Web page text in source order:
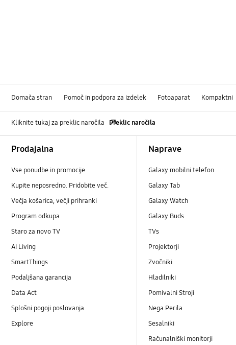
Domača stran Pomoč in podpora za izdelek Fotoaparat Kompaktni
Kliknite tukaj za preklic naročila Preklic naročila
Prodajalna
Vse ponudbe in promocije
Kupite neposredno. Pridobite več.
Večja košarica, večji prihranki
Program odkupa
Staro za novo TV
AI Living
SmartThings
Podaljšana garancija
Data Act
Splošni pogoji poslovanja
Explore
Naprave
Galaxy mobilni telefon
Galaxy Tab
Galaxy Watch
Galaxy Buds
TVs
Projektorji
Zvočniki
Hladilniki
Pomivalni Stroji
Nega Perila
Sesalniki
Računalniški monitorji